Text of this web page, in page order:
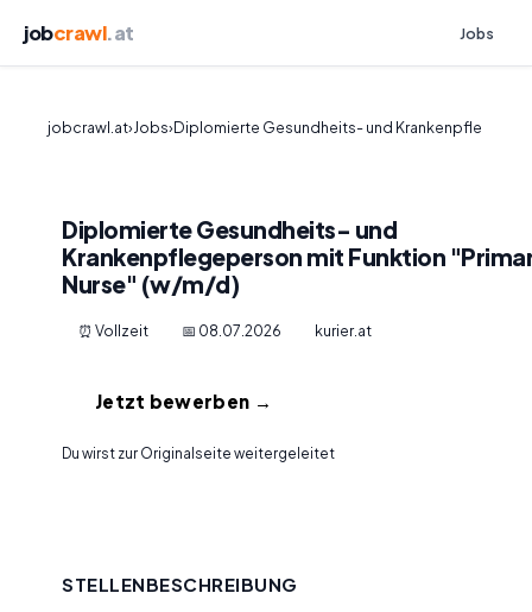
jobcrawl.at Jobs
jobcrawl.at›Jobs›Diplomierte Gesundheits- und Krankenpfle
Diplomierte Gesundheits- und
Krankenpflegeperson mit Funktion
Nurse" (w/m/d)
⏰ Vollzeit 📅 08.07.2026 kurier.at
Jetzt bewerben →
Du wirst zur Originalseite weitergeleitet
STELLENBESCHREIBUNG